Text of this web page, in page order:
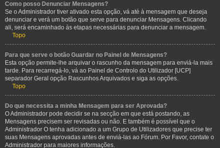
Como posso Denunciar Mensagens?
Se o Administrador tiver ativado esta opção, vá até à mensagem que deseja
denunciar e verá um botão que serve para denunciar Mensagens. Clicando
ali, será encaminhado às etapas necessárias para denunciar a mensagem.
Topo
Para que serve o botão Guardar no Painel de Mensagens?
Esta opção permite-lhe arquivar o rascunho da mensagem para enviá-la mais
tarde. Para recarregá-lo, vá ao Painel de Controlo do Utilizador [UCP]
separador Geral opção Rascunhos Arquivados e siga as opções.
Topo
Do que necessita a minha Mensagem para ser Aprovada?
O Administrador pode decidir se na secção em que está postando, as
Mensagens precisem ser revisadas ou não. E também é possível que o
Administrador O tenha adicionado a um Grupo de Utilizadores que precise ter
suas Mensagens aprovadas antes de enviá-las ao Fórum. Por Favor, contate o
Administrador para maiores informações.